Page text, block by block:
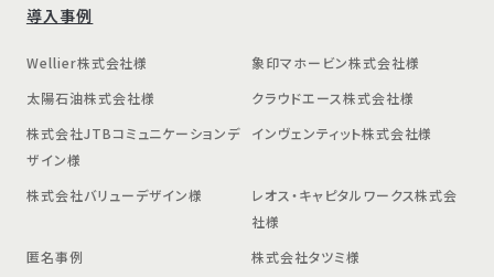
導入事例
Wellier株式会社様
象印マホービン株式会社様
太陽石油株式会社様
クラウドエース株式会社様
株式会社JTBコミュニケーションデ
ザイン様
インヴェンティット株式会社様
株式会社バリューデザイン様
レオス・キャピタルワークス株式会
社様
匿名事例
株式会社タツミ様